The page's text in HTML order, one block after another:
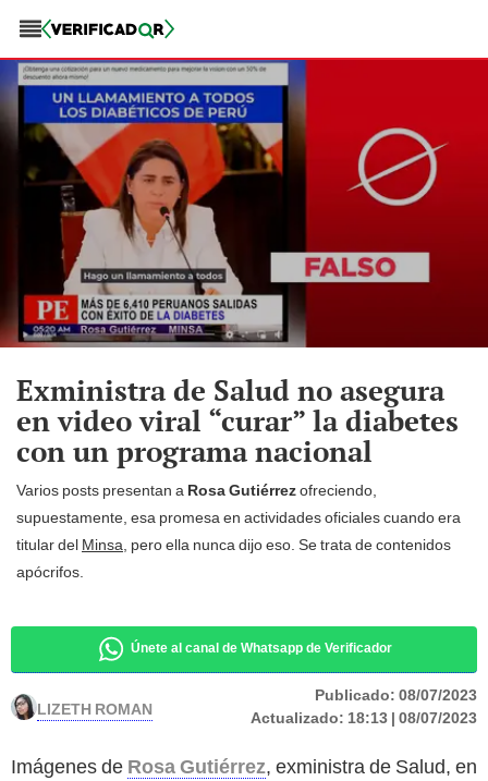
Exministra de Salud no asegura
en video viral “curar” la diabetes
con un programa nacional
Varios posts presentan a Rosa Gutiérrezofreciendo,
supuestamente, esa promesa en actividades oficiales cuando era
titular del Minsa, pero ella nunca dijo eso. Se trata de contenidos
apócrifos.
Únete al canal de Whatsapp de Verificador
LIZETH ROMAN Publicado: 08/07/2023
Actualizado: 18:13 | 08/07/2023
Imágenes de Rosa Gutiérrez, exministra de Salud, en